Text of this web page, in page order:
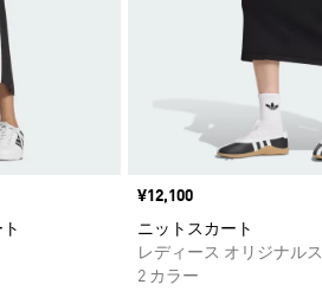
価格
¥12,100
ニットスカート
レディース オリジナルス
2 カラー